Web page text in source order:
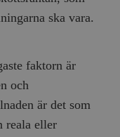
ska vara.
faktorn är
och
är det som
reala eller